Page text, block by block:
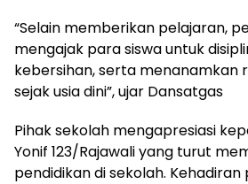
“Selain memberikan pelajaran,
mengajak para siswa untuk
kebersihan, serta menanamkan
sejak usia dini”, ujar Dansatgas
Pihak sekolah mengapresiasi
Yonif 123/Rajawali yang turut
pendidikan di sekolah.